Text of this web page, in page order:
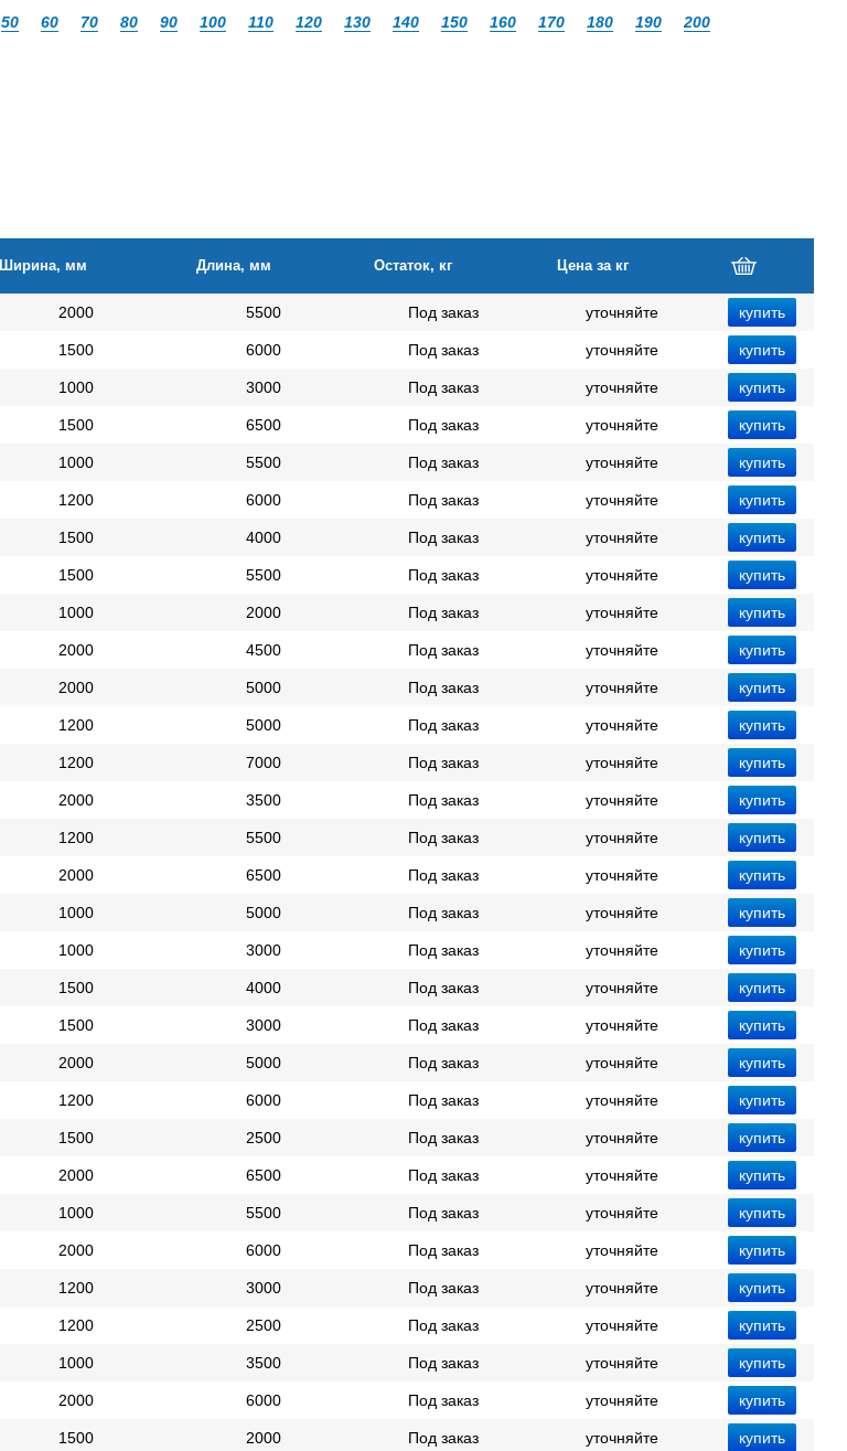
50 60 70 80 90 100 110 120 130 140 150 160 170 180 190 200
Ширина, мм Длина, мм Остаток, кг Цена за кг
2000 5500 Под заказ уточняйте
1500 6000 Под заказ уточняйте
1000 3000 Под заказ уточняйте
1500 6500 Под заказ уточняйте
1000 5500 Под заказ уточняйте
1200 6000 Под заказ уточняйте
1500 4000 Под заказ уточняйте
1500 5500 Под заказ уточняйте
1000 2000 Под заказ уточняйте
2000 4500 Под заказ уточняйте
2000 5000 Под заказ уточняйте
1200 5000 Под заказ уточняйте
1200 7000 Под заказ уточняйте
2000 3500 Под заказ уточняйте
1200 5500 Под заказ уточняйте
2000 6500 Под заказ уточняйте
1000 5000 Под заказ уточняйте
1000 3000 Под заказ уточняйте
1500 4000 Под заказ уточняйте
1500 3000 Под заказ уточняйте
2000 5000 Под заказ уточняйте
1200 6000 Под заказ уточняйте
1500 2500 Под заказ уточняйте
2000 6500 Под заказ уточняйте
1000 5500 Под заказ уточняйте
2000 6000 Под заказ уточняйте
1200 3000 Под заказ уточняйте
1200 2500 Под заказ уточняйте
1000 3500 Под заказ уточняйте
2000 6000 Под заказ уточняйте
1500 2000 Под заказ уточняйте